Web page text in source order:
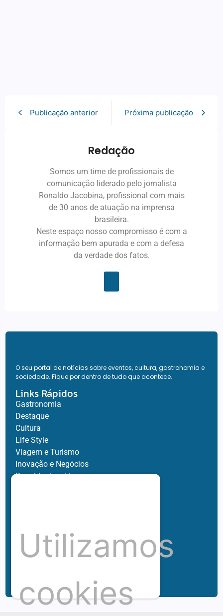
Publicação anterior Próxima publicação
Redação
Somos um time de profissionais de
comunicação liderado pelo jornalista
Ronaldo Jacobina, profissional com mais
de 30 anos de atuação na imprensa
brasileira.
Neste espaço nosso compromisso é com a
informação bem apurada e com a defesa
da verdade dos fatos.
O seu portal de notícias sobre eventos, cultura, gastronomia e
sociedade. Fique por dentro de tudo que acontece.
Links Rápidos
Gastronomia
Destaque
Cultura
Life Style
Viagem e Turismo
Inovação e Negócios
Ronaldo Jacobina
Hubnexxo
Redes
Utilizamos
cookies